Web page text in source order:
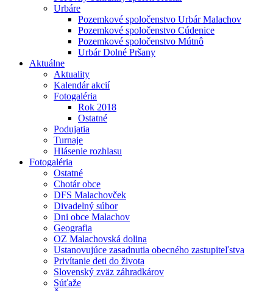
Urbáre
Pozemkové spoločenstvo Urbár Malachov
Pozemkové spoločenstvo Cúdenice
Pozemkové spoločenstvo Mútnô
Urbár Dolné Pršany
Aktuálne
Aktuality
Kalendár akcií
Fotogaléria
Rok 2018
Ostatné
Podujatia
Turnaje
Hlásenie rozhlasu
Fotogaléria
Ostatné
Chotár obce
DFS Malachovček
Divadelný súbor
Dni obce Malachov
Geografia
OZ Malachovská dolina
Ustanovujúce zasadnutia obecného zastupiteľstva
Privítanie deti do života
Slovenský zväz záhradkárov
Súťaže